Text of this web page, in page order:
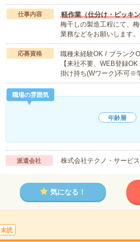
仕事内容
軽作業（仕分け・ピッキ
梅干しの製造工程にて、
業務などをお願いします
応募資格
職種未経験OK / ブランク
【来社不要、WEB登録
掛け持ち(Wワーク)不可※
職場の雰囲気
年齢層
派遣会社 株式会社テクノ・サービス
気になる！
未読